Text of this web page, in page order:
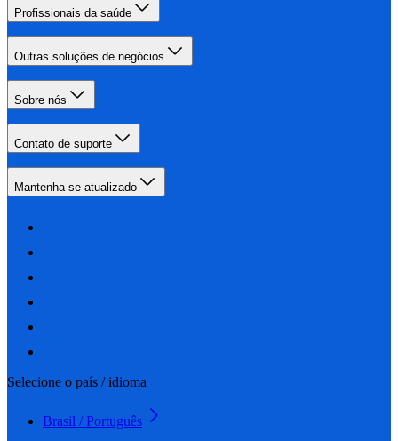
Profissionais da saúde
Outras soluções de negócios
Sobre nós
Contato de suporte
Mantenha-se atualizado
Selecione o país / idioma
Brasil / Português